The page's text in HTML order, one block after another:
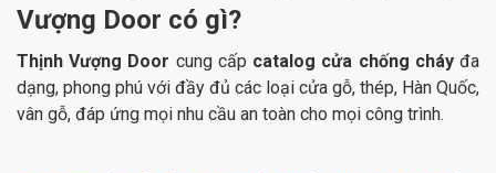
Vượng Door có gì?
Thịnh Vượng Door cung cấp catalog cửa chống cháyđa
dạng, phong phú với đầy đủ các loại cửa gỗ, thép, Hàn Quốc,
vân gỗ, đáp ứng mọi nhu cầu an toàn cho mọi công trình.